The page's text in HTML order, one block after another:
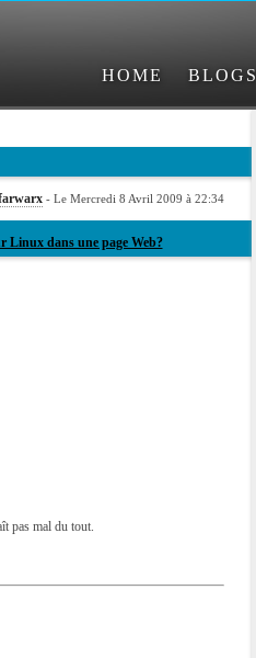
HOME BLOGS
- Le Mercredi 8 Avril 2009 à 22:34
Linux dans une page Web?
pas mal du tout.